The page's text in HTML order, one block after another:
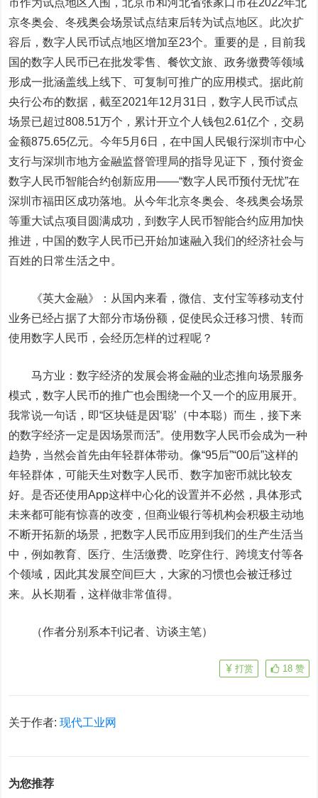
市作为试点地区入围，北京市和河北省张家口市在2022年北
京冬奥会、冬残奥会场景试点结束后转为试点地区。此次扩
容后，数字人民币试点地区增加至23个。重要的是，目前我
国的数字人民币已在批发零售、餐饮文旅、政务缴费等领域
形成一批涵盖线上线下 、可复制可推广的应用模式。据此前
央行公布的数据，截至2021年12月31日，数字人民币试点
场景已超过808.51万个，累计开立个人钱包2.61亿个，交易
金额875.65亿元。今年5月6日，在中国人民银行深圳市中心
支行与深圳市地方金融监督管理局的指导见证下，预付资金
数字人民币智能合约创新应用——“数字人民币预付无忧”在
深圳市福田区成功落地。从今年北京冬奥会、冬残奥会场景
等重大试点项目圆满成功，到数字人民币智能合约应用加快
推进，中国的数字人民币已开始加速融入我们的经济社会与
百姓的日常生活之中。
《英大金融》： 从国内来看，微信、支付宝等移动支付
业务已经占据了大部分市场份额，促使民众迁移习惯、转而
使用数字人民币，会经历怎样的过程呢？
马方业：数字经济的发展会将金融的业态推向场景服务
模式，数字人民币的推广也会围绕一个又一个的应用展开。
我常说一句话，即“区块链是因‘聪’（中本聪）而生，接下来
的数字经济一定是因场景而活”。使用数字人民币会成为一种
趋势，当然会首先由年轻群体带动。像“95后”“00后”这样的
年轻群体，可能天生对数字人民币、数字加密币就比较友
好。是否还使用App这样中心化的设置并不必然，具体形式
未来都可能有惊喜的改变，但商业银行等机构会积极主动地
不断开拓新的场景，把数字人民币应用到我们的生产生活当
中，例如教育、医疗、生活缴费、吃穿住行、跨境支付等各
个领域，因此其发展空间巨大，大家的习惯也会被迁移过
来。从长期看，这样做非常值得。
（作者分别系本刊记者、访谈主笔）
18 赞
打赏
关于作者:现代工业网
为您推荐